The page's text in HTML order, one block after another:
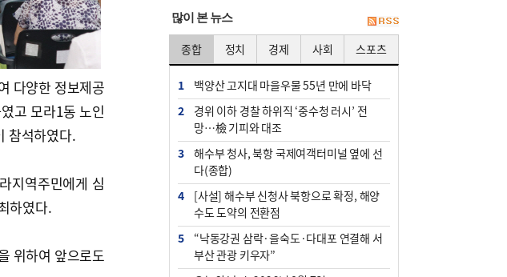
다양한 정보제공
고 모라1동 노인
참석하였다.
지역주민에게 심
하였다.
위하여 앞으로도
많이 본 뉴스
종합 정치 경제 사회 스포츠
1
백양산 고지대 마을우물 55년 만에 바닥
2
경위 이하 경찰 하위직 ‘중수청 러시’ 전
망…檢 기피와 대조
3
해수부 청사, 북항 국제여객터미널 옆에 선
다(종합)
4
[사설] 해수부 신청사 북항으로 확정, 해양
수도 도약의 전환점
5
“낙동강권 삼락·을숙도·다대포 연결해 서
부산 관광 키우자”